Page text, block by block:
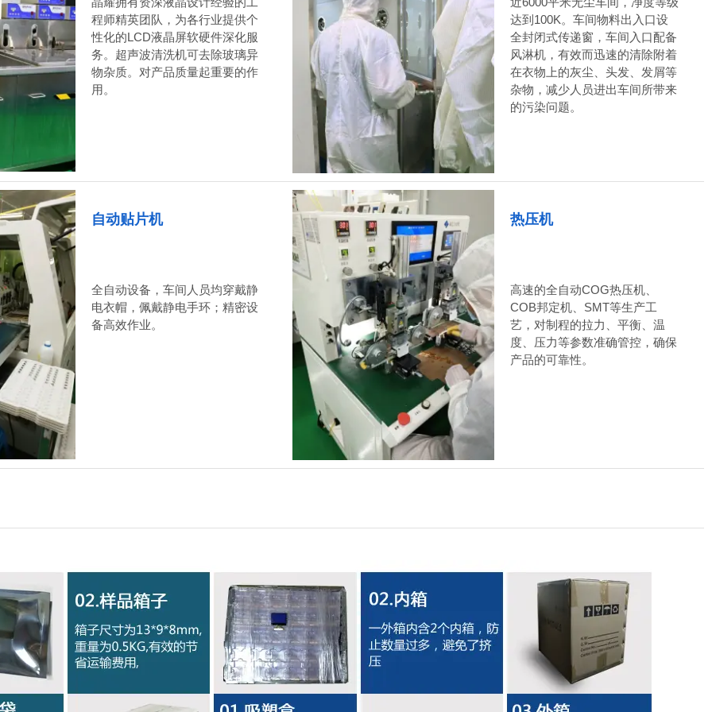
程师精英团队，为各行业提供个
性化的LCD液晶屏软硬件深化服
务。超声波清洗机可去除玻璃异
物杂质。对产品质量起重要的作
用。
达到100K。车间物料出入口设
全封闭式传递窗，车间入口配备
风淋机，有效而迅速的清除附着
在衣物上的灰尘、头发、发屑等
杂物，减少人员进出车间所带来
的污染问题。
自动贴片机
全自动设备，车间人员均穿戴静
电衣帽，佩戴静电手环；精密设
备高效作业。
热压机
高速的全自动COG热压机、
COB邦定机、SMT等生产工
艺，对制程的拉力、平衡、温
度、压力等参数准确管控，确保
产品的可靠性。